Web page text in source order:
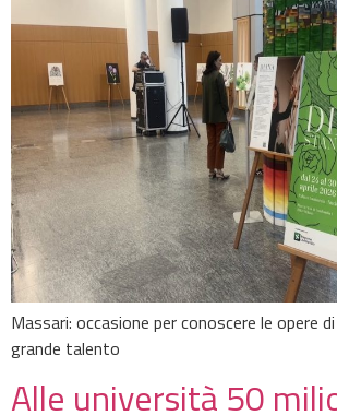
Massari: occasione per conoscere le opere
grande talento
Alle università 50